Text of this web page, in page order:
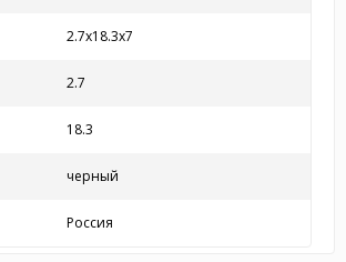
2.7x18.3x7
2.7
18.3
черный
Россия